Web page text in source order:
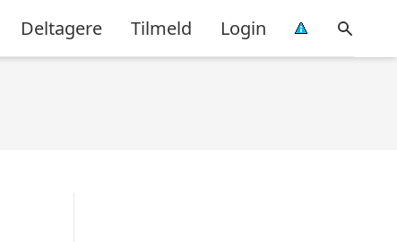
Deltagere Tilmeld Login